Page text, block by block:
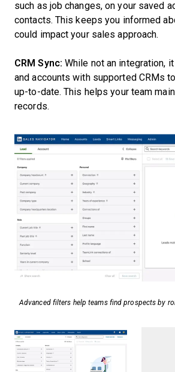
such as job changes, on your saved
contacts. This keeps you informed
could impact your sales approach.
CRM Sync: While not an integration,
and accounts with supported CRMs
up-to-date. This helps your team
records.
Advanced filters help teams find prospects by